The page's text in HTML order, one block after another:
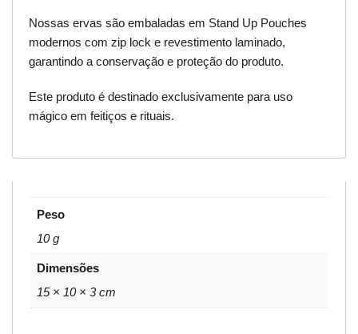
Nossas ervas são embaladas em Stand Up Pouches
modernos com zip lock e revestimento laminado,
garantindo a conservação e proteção do produto.
Este produto é destinado exclusivamente para uso
mágico em feitiços e rituais.
Peso
10 g
Dimensões
15 × 10 × 3 cm